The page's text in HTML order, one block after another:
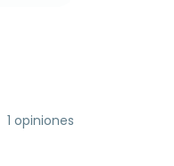
1 opiniones